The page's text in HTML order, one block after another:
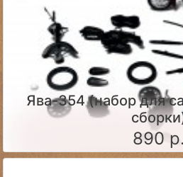
Ява-354 (набор для
890 р.